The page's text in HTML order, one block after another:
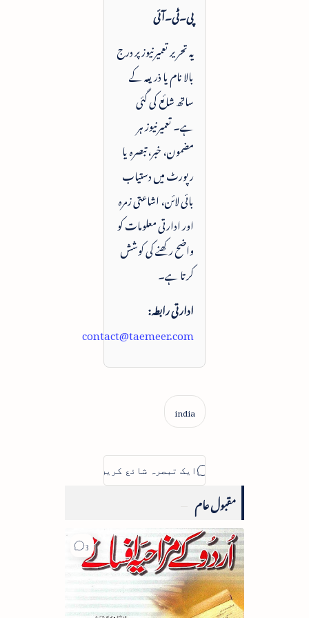
پی۔ٹی۔آئی
یہ تحریر تعمیرنیوز پر درج
بالا نام یا ذریعہ کے
ساتھ شائع کی گئی
ہے۔ تعمیرنیوز ہر
مضمون، خبر، تبصرہ یا
رپورٹ میں دستیاب
بائی لائن، اشاعتی زمرہ
اور ادارتی معلومات کو
واضح رکھنے کی کوشش
کرتا ہے۔
ادارتی رابطہ:
contact@taemeer.com
مقبول عام